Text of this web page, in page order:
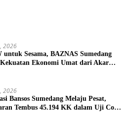
2026
untuk Sesama, BAZNAS Sumedang
Ekonomi Umat dari Akar
2026
Bansos Sumedang Melaju Pesat,
Tembus 45.194 KK dalam Uji Coba